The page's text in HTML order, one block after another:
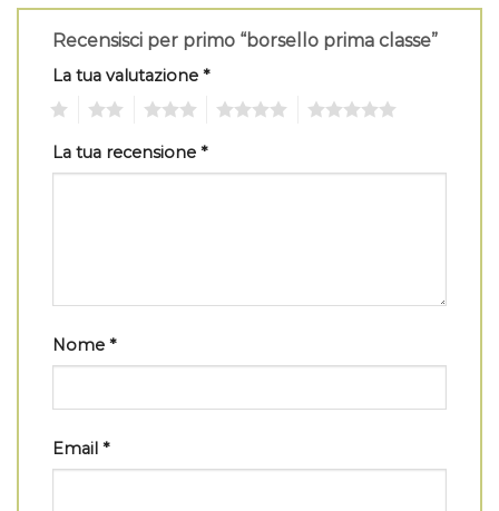
Recensisci per primo “borsello prima classe”
La tua valutazione *
La tua recensione *
Nome *
Email *